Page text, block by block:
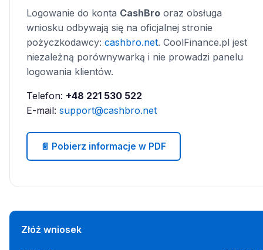
Logowanie do konta CashBro oraz obsługa
wniosku odbywają się na oficjalnej stronie
pożyczkodawcy: cashbro.net. CoolFinance.pl jest
niezależną porównywarką i nie prowadzi panelu
logowania klientów.
Telefon: +48 221 530 522
E-mail: support@cashbro.net
📄 Pobierz informacje w PDF
Złóż wniosek